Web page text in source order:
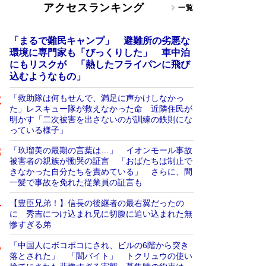
アクセスランキング 一覧
「まるで難民キャンプ」 避難所の劣悪な
環境に専門家も「びっくりした」 車中泊
にもリスクが 「熱したフライパンに飛び
込むようなもの」
「救助隊は何もせんで、満足に声かけしなかっ
た」レスキュー隊が救えなかった命 近隣住民が
明かす「二次被害を出さないのが訓練の鉄則にな
っている様子」
「玖瑠美の最期の言葉は…」 イオンモール事故
被害者の親族が慟哭の証言 「おばたちは制止で
きなかった自分たちを責めている」 さらに、間
一髪で事故を免れた従業員の証言も
【豊臣兄弟！】信長の後継者の最右翼だったの
に 秀吉につけ込まれ兄に切腹に追い込まれた無
惨すぎる弟
「中国人にボコボコにされ、ビルの6階から突き
落とされた」 「闇バイト」 トクリュウの使い